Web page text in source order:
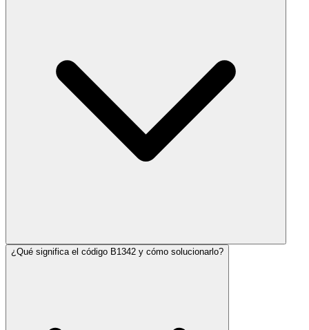
¿Qué significa el código B1342 y cómo solucionarlo?